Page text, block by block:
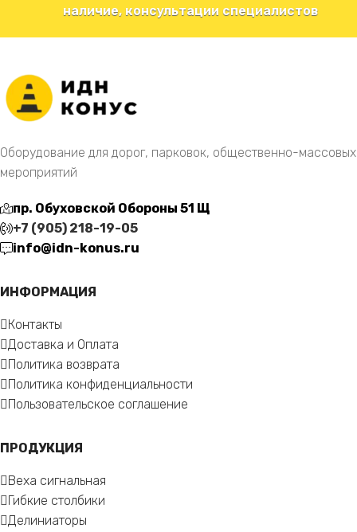
наличие, консультации специалистов
Оборудование для дорог, парковок, общественно-массовых
мероприятий
пр. Обуховской Обороны 51 Щ
+7 (905) 218-19-05
info@idn-konus.ru
ИНФОРМАЦИЯ
Контакты
Доставка и Оплата
Политика возврата
Политика конфиденциальности
Пользовательское соглашение
ПРОДУКЦИЯ
Веха сигнальная
Гибкие столбики
Делиниаторы